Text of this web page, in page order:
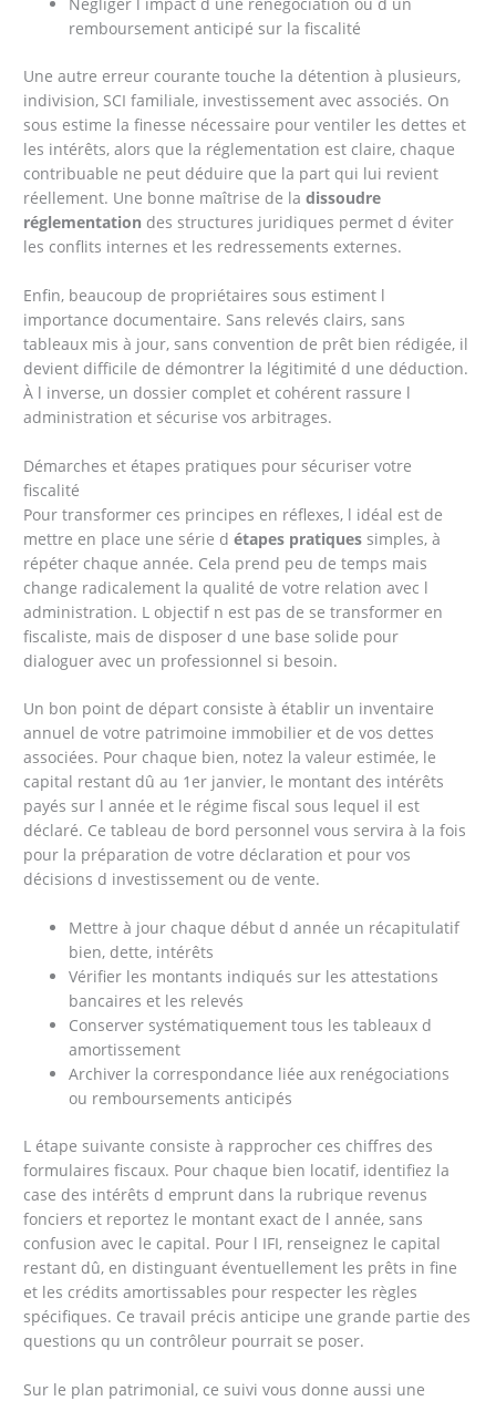
remboursement anticipé sur la fiscalité
Une autre erreur courante touche la détention à plusieurs,
indivision, SCI familiale, investissement avec associés. On
sous estime la finesse nécessaire pour ventiler les dettes et
les intérêts, alors que la réglementation est claire, chaque
contribuable ne peut déduire que la part qui lui revient
réellement. Une bonne maîtrise de ladissoudre
réglementation des structures juridiques permet d éviter
les conflits internes et les redressements externes.
Enfin, beaucoup de propriétaires sous estiment l
importance documentaire. Sans relevés clairs, sans
tableaux mis à jour, sans convention de prêt bien rédigée, il
devient difficile de démontrer la légitimité d une déduction.
À l inverse, un dossier complet et cohérent rassure l
administration et sécurise vos arbitrages.
Démarches et étapes pratiques pour sécuriser votre
fiscalité
Pour transformer ces principes en réflexes, l idéal est de
mettre en place une série détapes pratiques simples, à
répéter chaque année. Cela prend peu de temps mais
change radicalement la qualité de votre relation avec l
administration. L objectif n est pas de se transformer en
fiscaliste, mais de disposer d une base solide pour
dialoguer avec un professionnel si besoin.
Un bon point de départ consiste à établir un inventaire
annuel de votre patrimoine immobilier et de vos dettes
associées. Pour chaque bien, notez la valeur estimée, le
capital restant dû au 1er janvier, le montant des intérêts
payés sur l année et le régime fiscal sous lequel il est
déclaré. Ce tableau de bord personnel vous servira à la fois
pour la préparation de votre déclaration et pour vos
décisions d investissement ou de vente.
Mettre à jour chaque début d année un récapitulatif
bien, dette, intérêts
Vérifier les montants indiqués sur les attestations
bancaires et les relevés
Conserver systématiquement tous les tableaux d
amortissement
Archiver la correspondance liée aux renégociations
ou remboursements anticipés
L étape suivante consiste à rapprocher ces chiffres des
formulaires fiscaux. Pour chaque bien locatif, identifiez la
case des intérêts d emprunt dans la rubrique revenus
fonciers et reportez le montant exact de l année, sans
confusion avec le capital. Pour l IFI, renseignez le capital
restant dû, en distinguant éventuellement les prêts in fine
et les crédits amortissables pour respecter les règles
spécifiques. Ce travail précis anticipe une grande partie des
questions qu un contrôleur pourrait se poser.
Sur le plan patrimonial, ce suivi vous donne aussi une